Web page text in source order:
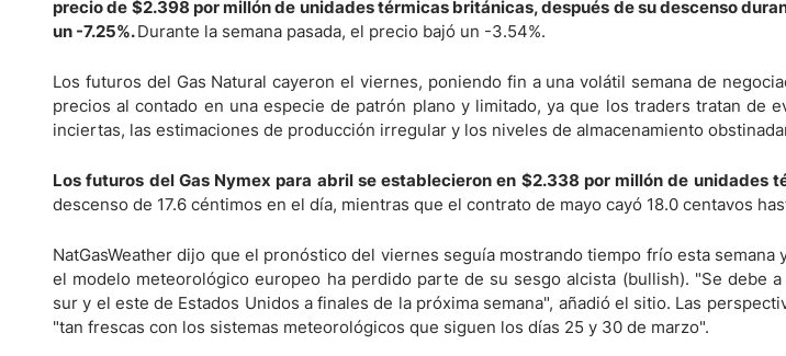
Paraguay
Panama
Latinoamérica
Nicaragua
Nasdaq 100
S&P 500
Acciones
Banco Santander (SAN)
Todas las Acciones
precio de $2.398 por millón de unidades térmicas británicas, después de su descenso
un -7.25%.Durante la semana pasada, el precio bajó un -3.54%.
Los futuros del Gas Natural cayeron el viernes, poniendo fin a una volátil semana de
precios al contado en una especie de patrón plano y limitado, ya que los traders tratan de
inciertas, las estimaciones de producción irregular y los niveles de almacenamiento
Los futuros del Gas Nymex para abril se establecieron en $2.338 por millón de unidades
descenso de 17.6 céntimos en el día, mientras que el contrato de mayo cayó 18.0 centavos
NatGasWeather dijo que el pronóstico del viernes seguía mostrando tiempo frío esta semana
el modelo meteorológico europeo ha perdido parte de su sesgo alcista (bullish). "Se debe
sur y el este de Estados Unidos a finales de la próxima semana", añadió el sitio. Las
"tan frescas con los sistemas meteorológicos que siguen los días 25 y 30 de marzo".